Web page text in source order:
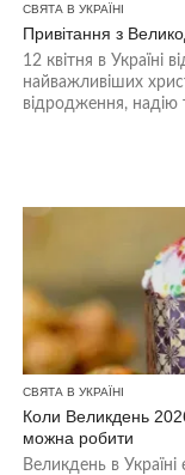
СВЯТА В УКРАЇНІ
Привітання з
12 квітня в Україні
найважливіших
відродження, надію
СВЯТА В УКРАЇНІ
Коли Великдень
можна робити
Великдень в